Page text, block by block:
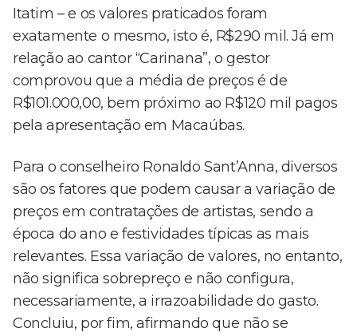
Itatim – e os valores praticados foram
exatamente o mesmo, isto é, R$290 mil. Já em
relação ao cantor “Carinana”, o gestor
comprovou que a média de preços é de
R$101.000,00, bem próximo ao R$120 mil pagos
pela apresentação em Macaúbas.
Para o conselheiro Ronaldo Sant’Anna, diversos
são os fatores que podem causar a variação de
preços em contratações de artistas, sendo a
época do ano e festividades típicas as mais
relevantes. Essa variação de valores, no entanto,
não significa sobrepreço e não configura,
necessariamente, a irrazoabilidade do gasto.
Concluiu, por fim, afirmando que não se